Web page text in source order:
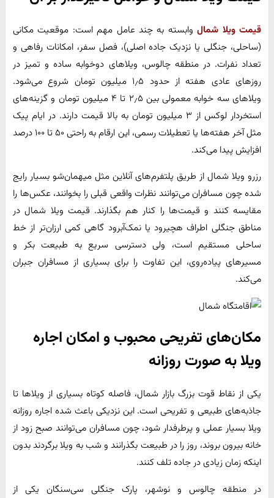
قیمت ویلا شمالوابسته به چند عامل مهم است: موقعیت مکانی
(ساحلی، جنگلی یا نزدیک جاده اصلی)، فصل سفر، امکانات رفاهی و
تعداد نفرات. در منطقه چالوس، ویلاهای دوخوابه ساده و تمیز در
روزهای عادی هفته از حدود ۱٫۵ میلیون تومان شروع می‌شود.
ویلاهای سه خوابه معمولی بین ۲٫۵ تا ۴ میلیون تومان و گزینه‌های
استخردار لوکس از ۳ میلیون تومان به بالا قیمت دارند. در ایام پیک
مثل آخر هفته‌ها یا تعطیلات رسمی، این ارقام به راحتی ۵۰ تا ۱۰۰ درصد
افزایش پیدا می‌کند.
رزرو ویلا شمال از طریق پلتفرم‌های آنلاین مثل میهمان‌شو بسیار رایج
شده چون مسافران می‌توانند نظرات واقعی قبلی را بخوانند، عکس‌ها را
مقایسه کنند و قیمت‌ها را کنار هم بگذارند. قیمت ویلا شمال در
مناطق جنگلی اطراف هچیرود یا نمک‌آبرود گاهی کمی ارزان‌تر از خط
ساحلی مستقیم است، ولی دسترسی سریع به طبیعت بکر و
مسیرهای پیاده‌روی، این تفاوت را برای بسیاری از مسافران جبران
می‌کند.
مکان‌های تفریحی محبوب و امکان اجاره
ویلا به صورت روزانه
یکی از نقاط قوت بزرگ بازار شمال، فاصله کوتاه بسیاری از ویلاها تا
جاذبه‌های طبیعی و تفریحی است. این نزدیکی باعث شده اجاره روزانه
ویلا بسیار عملی و پرطرفدار شود، چون مسافران می‌توانند صبح زود از
خانه بیرون بروند، روز را در طبیعت بگذرانند و شب به ویلا برگردند بدون
اینکه زمان زیادی در جاده تلف کنند.
در منطقه چالوس و نوشهر، پارک جنگلی سی‌سنگان یکی از